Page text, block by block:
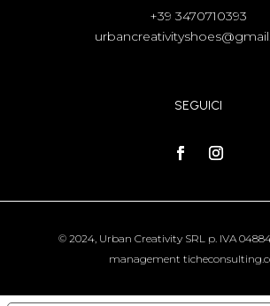
+39 3470710393
SEGUICI
© 2024, Urban Creativity SRL p. IVA
management